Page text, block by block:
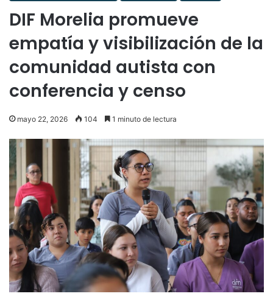
DIF Morelia promueve
empatía y visibilización de la
comunidad autista con
conferencia y censo
mayo 22, 2026 104 1 minuto de lectura